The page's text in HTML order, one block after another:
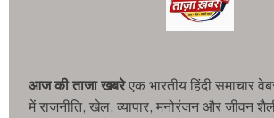
आज की ताजा खबरेएक भारतीय हिंदी समाचार
में राजनीति, खेल, व्यापार, मनोरंजन और जीवन